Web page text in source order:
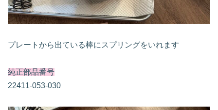
プレートから出ている棒にスプリングをいれます
純正部品番号
22411-053-030